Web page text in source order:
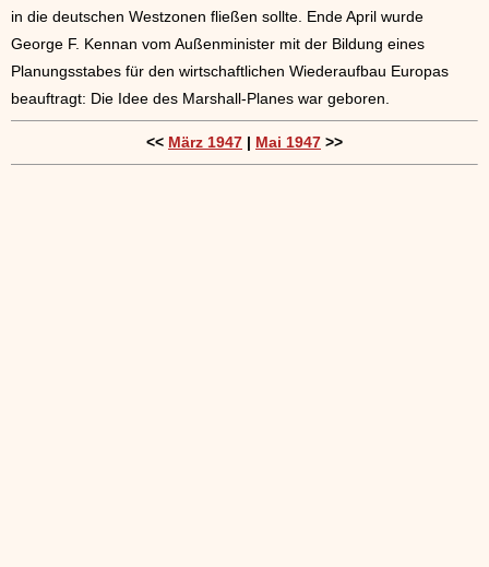
in die deutschen Westzonen fließen sollte. Ende April wurde
George F. Kennan vom Außenminister mit der Bildung eines
Planungsstabes für den wirtschaftlichen Wiederaufbau Europas
beauftragt: Die Idee des Marshall-Planes war geboren.
<< März 1947 | Mai 1947 >>